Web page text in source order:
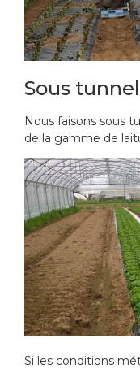
Sous tunnel
Nous faisons sous
de la gamme de
Si les conditions